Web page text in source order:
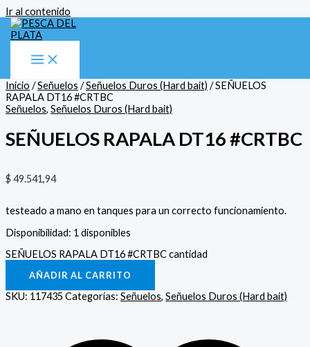
Ir al contenido
Inicio /Señuelos /Señuelos Duros (Hard bait) / SEÑUELOS
RAPALA DT16 #CRTBC
Señuelos, Señuelos Duros (Hard bait)
SEÑUELOS RAPALA DT16 #CRTBC
$ 49.541,94
testeado a mano en tanques para un correcto funcionamiento.
Disponibilidad: 1 disponibles
SEÑUELOS RAPALA DT16 #CRTBC cantidad
AÑADIR AL CARRITO
SKU: 117435Categorías: Señuelos, Señuelos Duros (Hard bait)